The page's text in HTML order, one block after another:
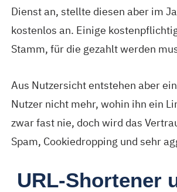
Dienst an, stellte diesen aber im
kostenlos an. Einige
Stamm, für die gezahlt werden
Aus Nutzersicht entstehen aber
Nutzer nicht mehr, wohin ihn ein
zwar fast nie, doch wird das
Spam, Cookiedropping und sehr
URL-Shortener